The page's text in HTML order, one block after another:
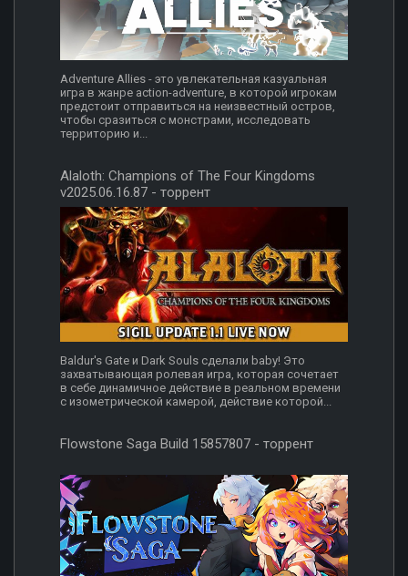
Adventure Allies - это увлекательная казуальная
игра в жанре action-adventure, в которой игрокам
предстоит отправиться на неизвестный остров,
чтобы сразиться с монстрами, исследовать
территорию и...
Alaloth: Champions of The Four Kingdoms
v2025.06.16.87 - торрент
Baldur's Gate и Dark Souls сделали baby! Это
захватывающая ролевая игра, которая сочетает
в себе динамичное действие в реальном времени
с изометрической камерой, действие которой...
Flowstone Saga Build 15857807 - торрент